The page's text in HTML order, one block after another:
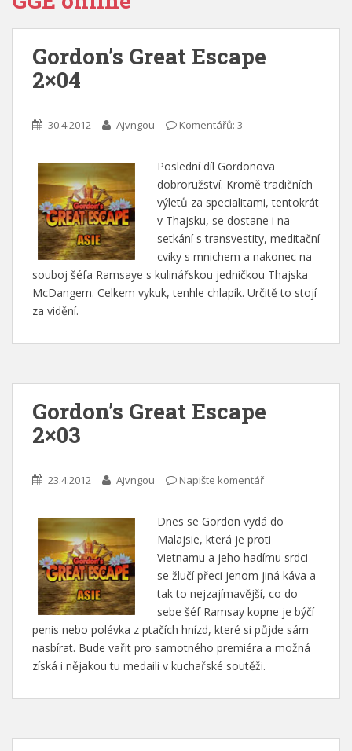
Gordon’s Great Escape
2×04
30.4.2012 Ajvngou Komentářů: 3
Poslední díl Gordonova
dobroružství. Kromě tradičních
výletů za specialitami, tentokrát
v Thajsku, se dostane i na
setkání s transvestity, meditační
cviky s mnichem a nakonec na
souboj šéfa Ramsaye s kulinářskou jedničkou Thajska
McDangem. Celkem vykuk, tenhle chlapík. Určitě to stojí
za vidění.
Gordon’s Great Escape
2×03
23.4.2012 Ajvngou Napište komentář
Dnes se Gordon vydá do
Malajsie, která je proti
Vietnamu a jeho hadímu srdci
se žlučí přeci jenom jiná káva a
tak to nejzajímavější, co do
sebe šéf Ramsay kopne je býčí
penis nebo polévka z ptačích hnízd, které si půjde sám
nasbírat. Bude vařit pro samotného premiéra a možná
získá i nějakou tu medaili v kuchařské soutěži.